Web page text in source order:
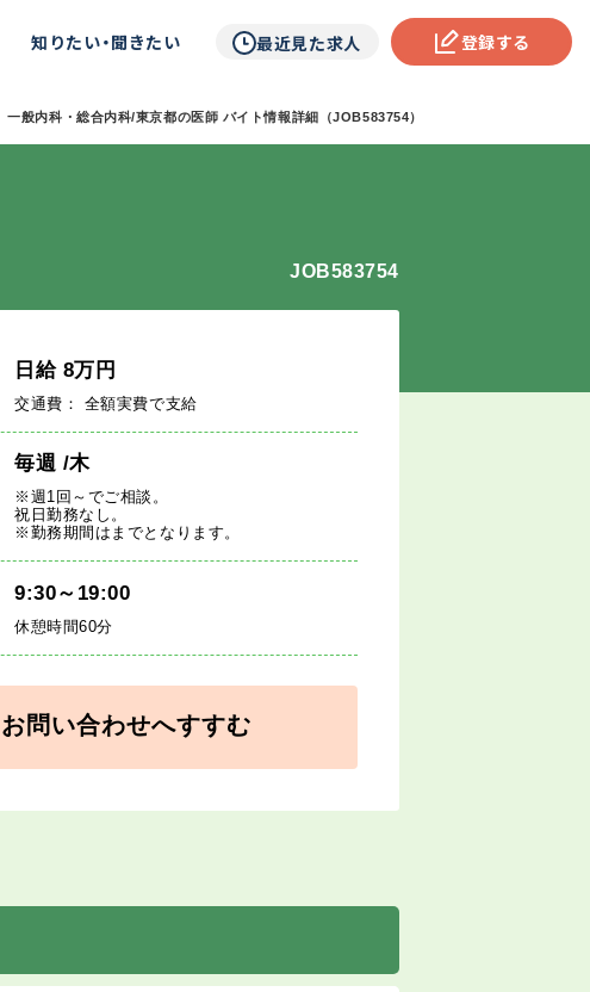
知りたい・聞きたい 最近見た求人 登録する
一般内科・総合内科/東京都の医師 バイト情報詳細（JOB583754）
JOB583754
日給8万円
交通費： 全額実費で支給
毎週 /木
※週1回～でご相談。
祝日勤務なし。
※勤務期間はまでとなります。
9:30～19:00
休憩時間60分
お問い合わせへすすむ